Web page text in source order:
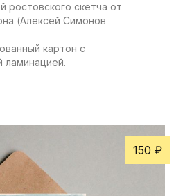
ростовского скетча от
(Алексей Симонов
картон с
ламинацией.
150 ₽